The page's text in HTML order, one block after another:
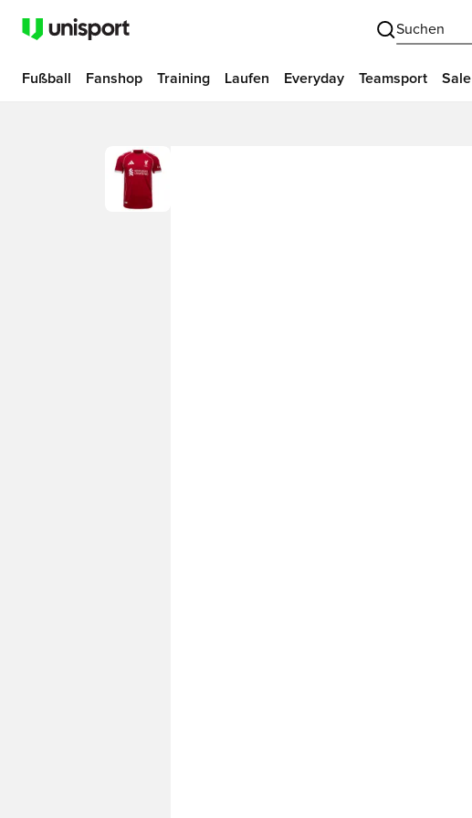
Suchen
Fußball Fanshop Training Laufen Everyday Teamsport Sale